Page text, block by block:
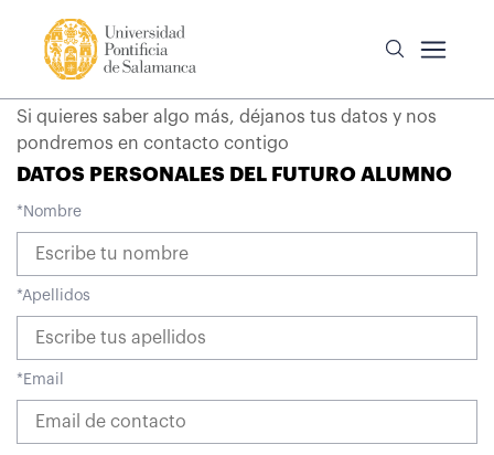
Si quieres saber algo más, déjanos tus datos y nos
pondremos en contacto contigo
DATOS PERSONALES DEL FUTURO ALUMNO
* Nombre
*Apellidos
* Email